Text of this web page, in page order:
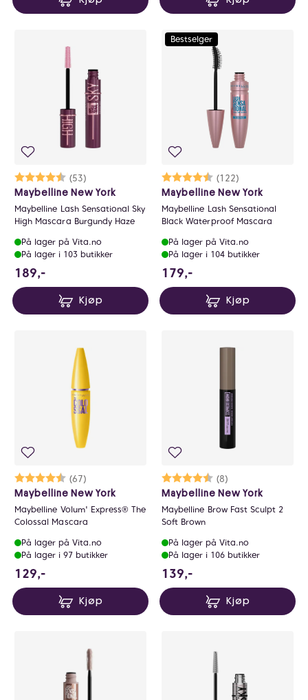
Karakter:
(53)
4.4 av 5 mulige
Maybelline New York
Maybelline Lash Sensational Sky
High Mascara Burgundy Haze
På lager på Vita.no
På lager i 103 butikker
189,-
Kjøp
Bestselger
Karakter:
(122)
4.4 av 5 mulige
Maybelline New York
Maybelline Lash Sensational
Black Waterproof Mascara
På lager på Vita.no
På lager i 104 butikker
179,-
Kjøp
Karakter:
(67)
4.4 av 5 mulige
Maybelline New York
Maybelline Volum' Express® The
Colossal Mascara
På lager på Vita.no
På lager i 97 butikker
129,-
Kjøp
Karakter:
(8)
4.4 av 5 mulige
Maybelline New York
Maybelline Brow Fast Sculpt 2
Soft Brown
På lager på Vita.no
På lager i 106 butikker
139,-
Kjøp